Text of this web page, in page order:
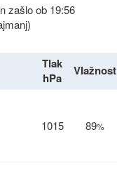
zašlo ob 19:56
Tlak
hPa
Vlažnost
1015 89%